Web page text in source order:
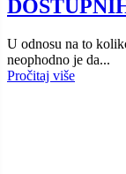
U odnosu na to
neophodno je da...
Pročitaj više